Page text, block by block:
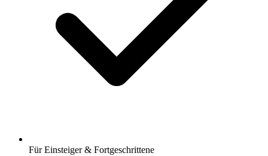
Für Einsteiger & Fortgeschrittene